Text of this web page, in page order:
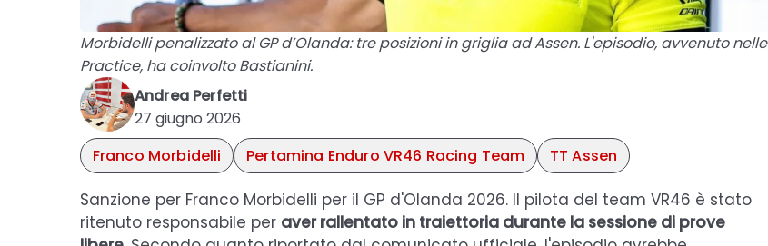
Morbidelli penalizzato al GP d’Olanda: tre posizioni in griglia ad Assen. L'episodio, avvenuto nelle
Practice, ha coinvolto Bastianini.
Andrea Perfetti
27 giugno 2026
Franco Morbidelli
Pertamina Enduro VR46 Racing Team TT Assen
Sanzione per Franco Morbidelli per il GP d'Olanda 2026. Il pilota del team VR46 è stato
ritenuto responsabile per aver rallentato in traiettoria durante la sessione di prove